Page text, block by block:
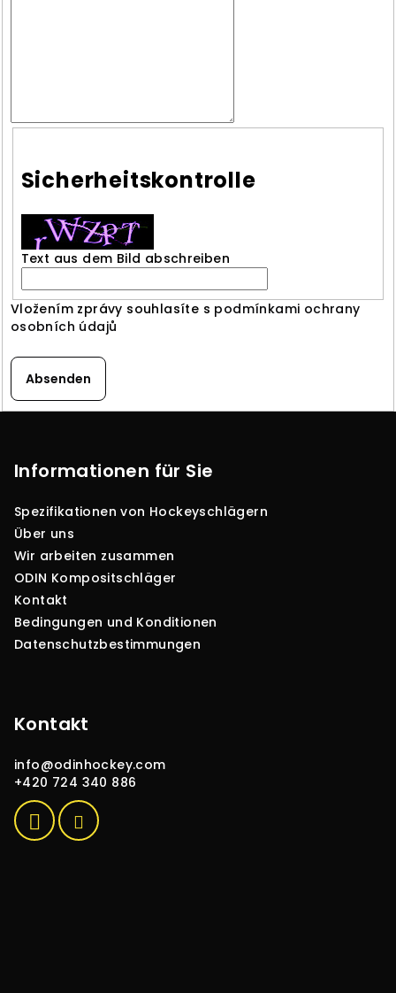
Sicherheitskontrolle
Text aus dem Bild abschreiben
Vložením zprávy souhlasíte s podmínkami ochrany
osobních údajů
Absenden
ßInformationen für Sie
Spezifikationen von Hockeyschlägern
Über uns
Wir arbeiten zusammen
ODIN Kompositschläger
Kontakt
Bedingungen und Konditionen
Datenschutzbestimmungen
Kontakt
info@odinhockey.com
+420 724 340 886